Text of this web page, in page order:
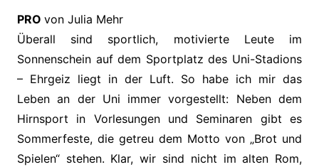
PRO von Julia Mehr
Überall sind sportlich, motivierte Leute im
Sonnenschein auf dem Sportplatz des Uni-Stadions
– Ehrgeiz liegt in der Luft. So habe ich mir das
Leben an der Uni immer vorgestellt: Neben dem
Hirnsport in Vorlesungen und Seminaren gibt es
Sommerfeste, die getreu dem Motto von „Brot und
Spielen“ stehen. Klar, wir sind nicht im alten Rom,